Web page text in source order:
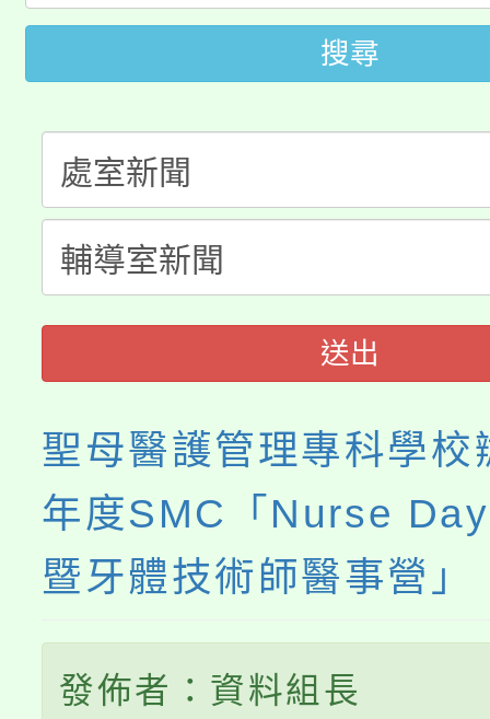
車」活動
桃園市115學年度學生
生本土語及新住民語歌
公告本校115學年度第
代理(課)教師甄選結果(
公告本校115學年度第
代理(課)教師甄選結果(
轉知中國文化大學推廣
《TA101》溝通分析基
程，歡迎學生輔導中心
心理、諮商輔導、社會
系所師生報名參加。
搜尋
送出
聖母醫護管理專科學
年度SMC「Nurse
暨牙體技術師醫事營」
發佈者：資料組長